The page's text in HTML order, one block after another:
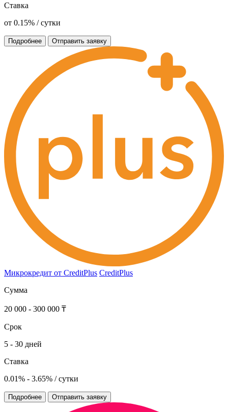
Ставка
от 0.15% / сутки
Подробнее Отправить заявку
Микрокредит от CreditPlus CreditPlus
Сумма
20 000 - 300 000 ₸
Срок
5 - 30 дней
Ставка
0.01% - 3.65% / сутки
Подробнее Отправить заявку